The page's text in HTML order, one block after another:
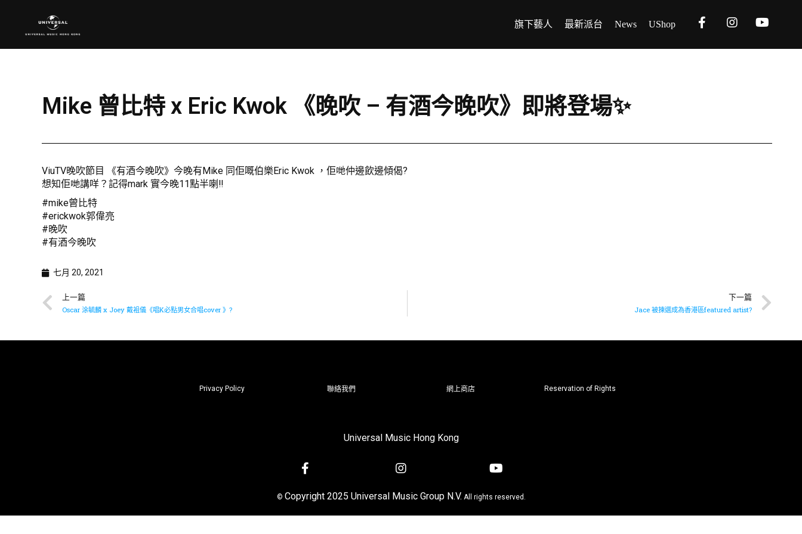
旗下藝人 最新派台 News UShop
Mike 曾比特 x Eric Kwok 《晚吹 – 有酒今晚吹》即將登場✨
ViuTV晚吹節目 《有酒今晚吹》今晚有Mike 同佢嘅伯樂Eric Kwok ，佢哋仲邊飲邊傾偈?
想知佢哋講咩？記得mark 實今晚11點半喇‼️
#mike曾比特
#erickwok郭偉亮
#晚吹
#有酒今晚吹
七月 20, 2021
上一篇
Oscar 涂毓麟 x Joey 戴袓儀《唱K必點男女合唱cover 》?
下一篇
Jace 被揀選成為香港區featured artist?
Privacy Policy 聯絡我們 網上商店 Reservation of Rights
Universal Music Hong Kong
© Copyright 2025 Universal Music Group N.V. All rights reserved.